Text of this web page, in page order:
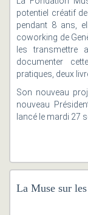
potentiel créatif
pendant 8 ans,
coworking de
les transmettre
documenter
pratiques, deux
Son nouveau
nouveau
lancé le mardi 27
La Muse sur